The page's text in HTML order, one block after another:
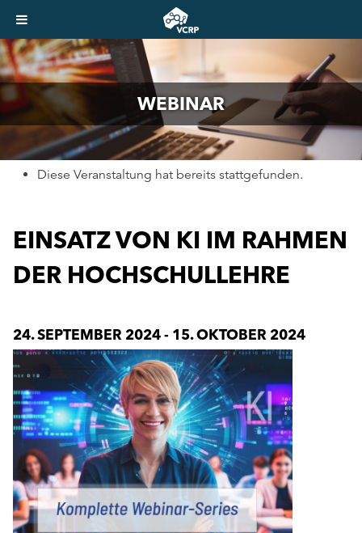
WEBINAR
Diese Veranstaltung hat bereits stattgefunden.
EINSATZ VON KI IM RAHMEN
DER HOCHSCHULLEHRE
24. SEPTEMBER 2024- 15. OKTOBER 2024